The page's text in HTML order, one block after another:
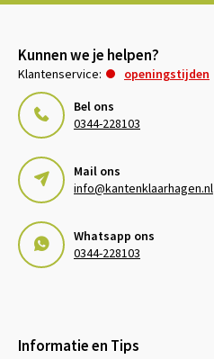
Kunnen we je helpen?
Klantenservice:
openingstijden
Bel ons
0344-228103
Mail ons
info@kantenklaarhagen.nl
Whatsapp ons
0344-228103
Informatie en Tips